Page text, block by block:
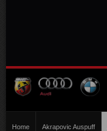
Home Akrapovic Auspuff